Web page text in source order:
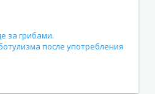
за грибами.
после употребления